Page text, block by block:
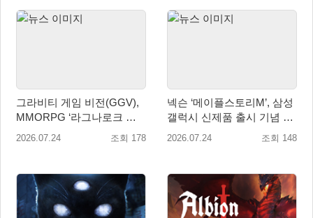
그라비티 게임 비전(GGV),
MMORPG ‘라그나로크 오
리진 클래식’ 북중남미 지역
2026.07.24 조회 178
넥슨 ‘메이플스토리M’, 삼성
갤럭시 신제품 출시 기념 테
마 공개
2026.07.24 조회 148